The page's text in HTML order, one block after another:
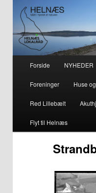
Helnæs
– smuk på alle årstider i
Fortsæt
til
primært
indhold
Fortsæt
til
sekundært
indhold
Forside NYHEDER
Foreninger Huse
Red Lillebælt
Flyt til Helnæs